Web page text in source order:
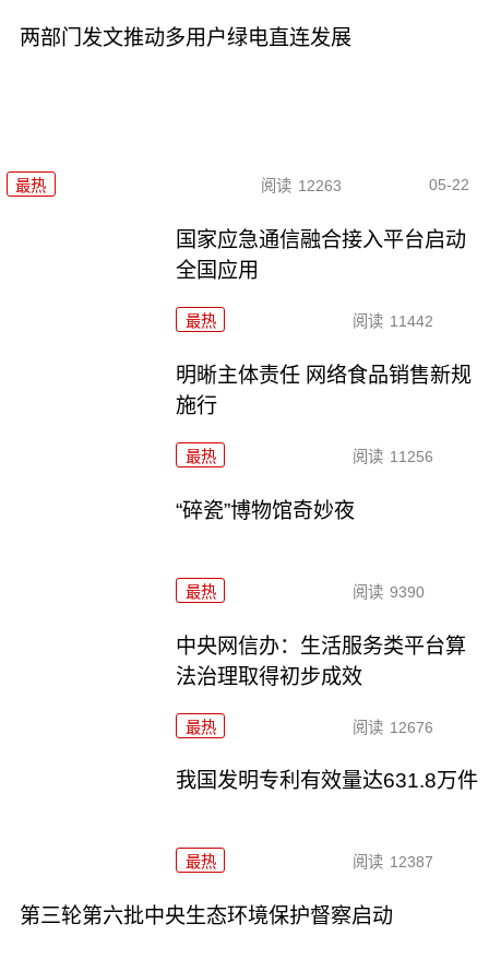
两部门发文推动多用户绿电直连发展
最热 阅读 12263 05-22
国家应急通信融合接入平台启动
全国应用
最热 阅读 11442
明晰主体责任 网络食品销售新规
施行
最热 阅读 11256
“碎瓷”博物馆奇妙夜
最热 阅读 9390
中央网信办：生活服务类平台算
法治理取得初步成效
最热 阅读 12676
我国发明专利有效量达631.8万件
最热 阅读 12387
第三轮第六批中央生态环境保护督察启动